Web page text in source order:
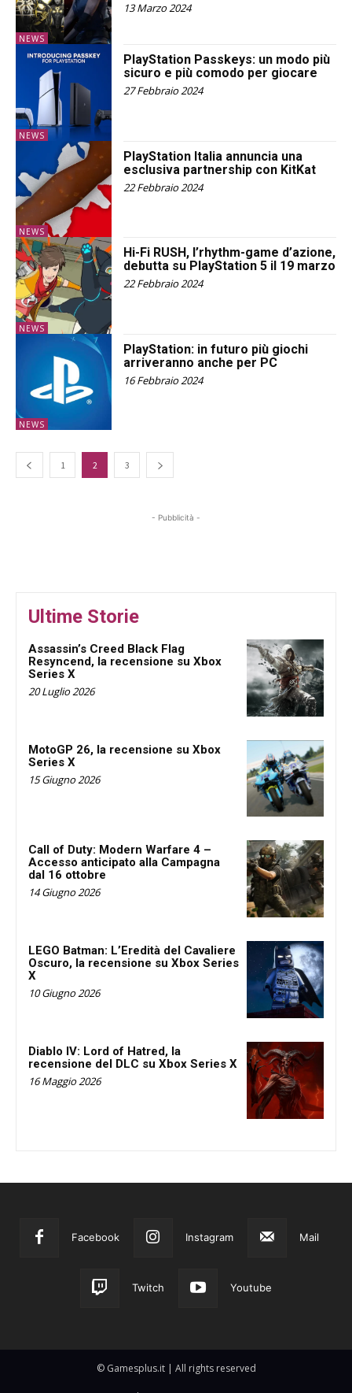
NEWS
13 Marzo 2024
NEWS
PlayStation Passkeys: un modo più
sicuro e più comodo per giocare
27 Febbraio 2024
NEWS
PlayStation Italia annuncia una
esclusiva partnership con KitKat
22 Febbraio 2024
NEWS
Hi-Fi RUSH, l’rhythm-game d’azione,
debutta su PlayStation 5 il 19 marzo
22 Febbraio 2024
NEWS
PlayStation: in futuro più giochi
arriveranno anche per PC
16 Febbraio 2024
1 2 3
- Pubblicità -
Ultime Storie
Assassin’s Creed Black Flag
Resyncend, la recensione su Xbox
Series X
20 Luglio 2026
MotoGP 26, la recensione su Xbox
Series X
15 Giugno 2026
Call of Duty: Modern Warfare 4 –
Accesso anticipato alla Campagna
dal 16 ottobre
14 Giugno 2026
LEGO Batman: L’Eredità del Cavaliere
Oscuro, la recensione su Xbox Series
X
10 Giugno 2026
Diablo IV: Lord of Hatred, la
recensione del DLC su Xbox Series X
16 Maggio 2026
Facebook Instagram Mail
Twitch Youtube
© Gamesplus.it | All rights reserved